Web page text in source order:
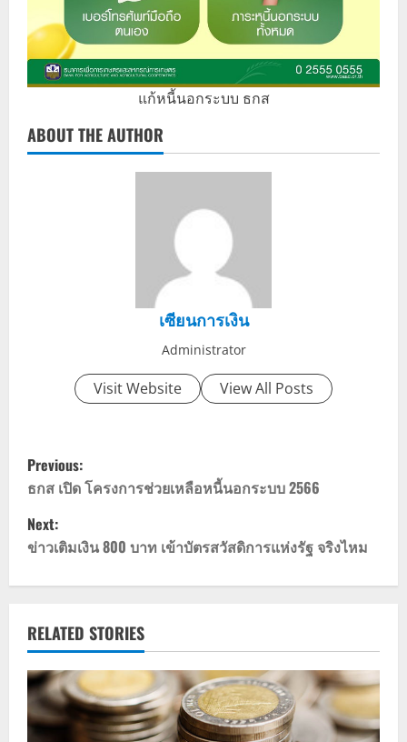
แก้หนี้นอกระบบ ธกส
ABOUT THE AUTHOR
เซียนการเงิน
Administrator
Visit Website View All Posts
P
o
s
a
v
i
Previous:
ธกส เปิด โครงการช่วยเหลือหนี้นอกระบบ 2566
Next:
ข่าวเติมเงิน 800 บาท เข้าบัตรสวัสดิการแห่งรัฐ จริงไหม
RELATED STORIES